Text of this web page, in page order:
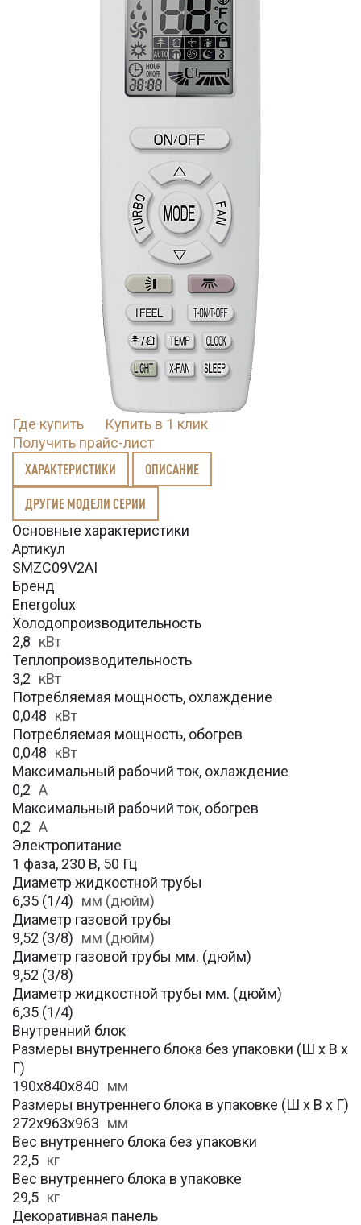
Где купить
Купить в 1 клик
Получить прайс-лист
ХАРАКТЕРИСТИКИ ОПИСАНИЕ
ДРУГИЕ МОДЕЛИ СЕРИИ
Основные характеристики
Артикул
SMZC09V2AI
Бренд
Energolux
Холодопроизводительность
2,8 кВт
Теплопроизводительность
3,2 кВт
Потребляемая мощность, охлаждение
0,048 кВт
Потребляемая мощность, обогрев
0,048 кВт
Максимальный рабочий ток, охлаждение
0,2 A
Максимальный рабочий ток, обогрев
0,2 А
Электропитание
1 фаза, 230 В, 50 Гц
Диаметр жидкостной трубы
6,35 (1/4) мм (дюйм)
Диаметр газовой трубы
9,52 (3/8) мм (дюйм)
Диаметр газовой трубы мм. (дюйм)
9,52 (3/8)
Диаметр жидкостной трубы мм. (дюйм)
6,35 (1/4)
Внутренний блок
Размеры внутреннего блока без упаковки (Ш х В х
Г)
190x840x840 мм
Размеры внутреннего блока в упаковке (Ш х В х Г)
272x963x963 мм
Вес внутреннего блока без упаковки
22,5 кг
Вес внутреннего блока в упаковке
29,5 кг
Декоративная панель